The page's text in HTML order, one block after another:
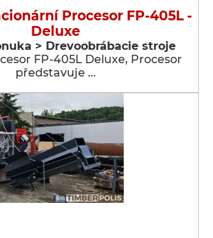
Procesor FP-405L -
Deluxe
> Drevoobrábacie stroje
FP-405L Deluxe, Procesor
představuje …